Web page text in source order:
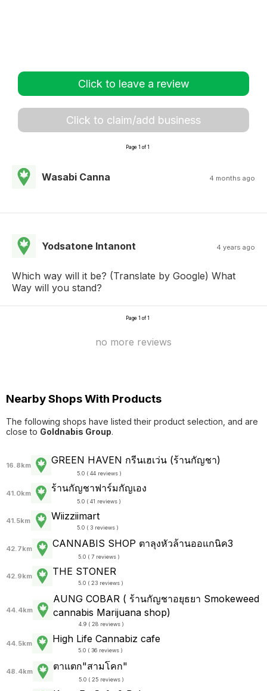
Click to leave a review
Click to claim/add business
Page 1 of 1
Wasabi Canna 4 months ago
Yodsatone Intanont 4 years ago
Which way will it be? (Translate by Google) What
Way will you stand?
Page 1 of 1
no more reviews
Nearby Shops With Products
The following shops have listed their product selection, and are
close to Goldnabis Group.
16.8km GREEN HAVEN กรีนเฮเว่น (ร้านกัญชา)
5.0 ( 44 reviews )
41.0km ร้านกัญชาฟาร์มกัญเอง
5.0 ( 41 reviews )
41.5km Wiizziimart
5.0 ( 3 reviews )
42.7km CANNABIS SHOP ตาลุงหัวล้านออแกนิค3
5.0 ( 7 reviews )
42.9km THE STONER
5.0 ( 23 reviews )
44.4km
AUNG COBAR ( ร้านกัญชาอยุธยา Smokeweed
cannabis Marijuana shop)
4.9 ( 28 reviews )
44.5km High Life Cannabiz cafe
5.0 ( 36 reviews )
48.4km ตาแตก"สามโคก"
5.0 ( 25 reviews )